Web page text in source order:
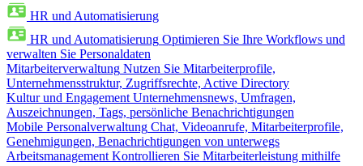
HR und Automatisierung
HR und Automatisierung Optimieren Sie Ihre Workflows und
verwalten Sie Personaldaten
Mitarbeiterverwaltung Nutzen Sie Mitarbeiterprofile,
Unternehmensstruktur, Zugriffsrechte, Active Directory
Kultur und Engagement Unternehmensnews, Umfragen,
Auszeichnungen, Tags, persönliche Benachrichtigungen
Mobile Personalverwaltung Chat, Videoanrufe, Mitarbeiterprofile,
Genehmigungen, Benachrichtigungen von unterwegs
Arbeitsmanagement Kontrollieren Sie Mitarbeiterleistung mithilfe